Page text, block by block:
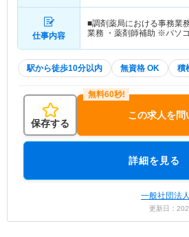
仕事内容
■調剤薬局における事務業
業務 ・薬剤師補助 ※パソ
駅から徒歩10分以内 無資格 OK 積
保存する
この求人を問
詳細を見る
一般社団法
更新日：